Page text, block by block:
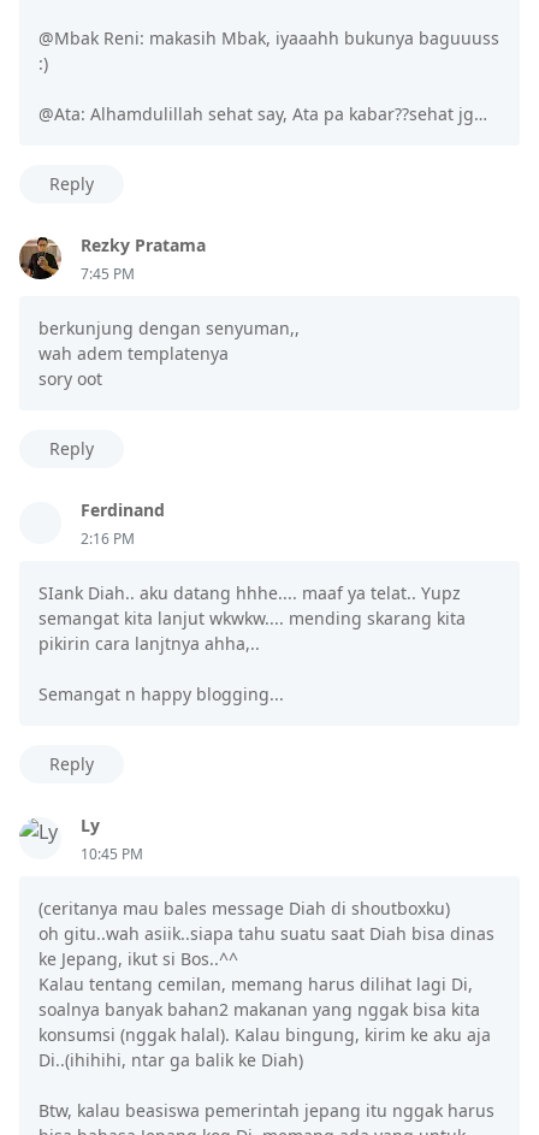
@Mbak Reni: makasih Mbak, iyaaahh bukunya baguuuss
:)
@Ata: Alhamdulillah sehat say, Ata pa kabar??sehat jg…
Reply
Rezky Pratama
7:45 PM
berkunjung dengan senyuman,,
wah adem templatenya
sory oot
Reply
Ferdinand
2:16 PM
SIank Diah.. aku datang hhhe.... maaf ya telat.. Yupz
semangat kita lanjut wkwkw.... mending skarang kita
pikirin cara lanjtnya ahha,..
Semangat n happy blogging...
Reply
Ly
10:45 PM
(ceritanya mau bales message Diah di shoutboxku)
oh gitu..wah asiik..siapa tahu suatu saat Diah bisa dinas
ke Jepang, ikut si Bos..^^
Kalau tentang cemilan, memang harus dilihat lagi Di,
soalnya banyak bahan2 makanan yang nggak bisa kita
konsumsi (nggak halal). Kalau bingung, kirim ke aku aja
Di..(ihihihi, ntar ga balik ke Diah)
Btw, kalau beasiswa pemerintah jepang itu nggak harus